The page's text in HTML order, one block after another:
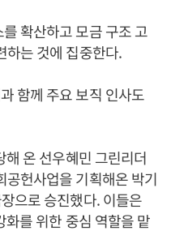
확산하고 모금 구조 고
하는 것에 집중한다.
함께 주요 보직 인사도
해 온 선우혜민 그린리더
공헌사업을 기획해온 박기
으로 승진했다. 이들은
화를 위한 중심 역할을 맡